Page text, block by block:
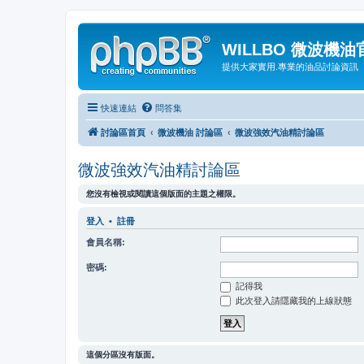
WILLBO 微波機油
提供大家實用.專業的油品討論資訊
快速連結 問答集
討論區首頁 微波機油 討論區 微波強效汽油精討論區
微波強效汽油精討論區
您沒有檢視或閱讀這個版面的主題之權限。
登入 • 註冊
會員名稱:
密碼:
記得我
此次登入請隱藏我的上線狀態
這個分區沒有版面。